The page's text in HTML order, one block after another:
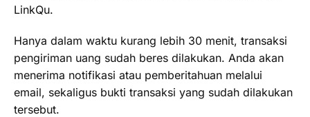
LinkQu.
Hanya dalam waktu kurang lebih 30 menit, transaksi
pengiriman uang sudah beres dilakukan. Anda akan
menerima notifikasi atau pemberitahuan melalui
email, sekaligus bukti transaksi yang sudah dilakukan
tersebut.